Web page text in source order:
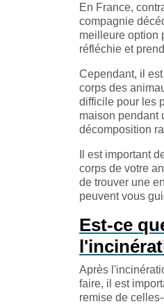
En France,
compagnie
meilleure option
réfléchie et
Cependant, il
corps des
difficile pour les
maison pendant
décomposition
Il est important
corps de votre
de trouver une
peuvent vous
Est-ce
Après
faire, il est
remise de